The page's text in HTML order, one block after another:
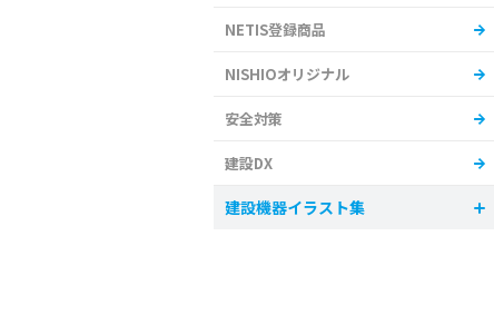
NETIS登録商品
NISHIOオリジナル
安全対策
建設DX
建設機器イラスト集